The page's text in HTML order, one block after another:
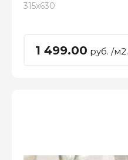
315x630
1 499.00 руб. /м2.